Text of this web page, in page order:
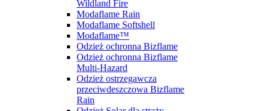
Wildland Fire
Modaflame Rain
Modaflame Softshell
Modaflame™
Odzież ochronna Bizflame
Odzież ochronna Bizflame
Multi-Hazard
Odzież ostrzegawcza
przeciwdeszczowa Bizflame
Rain